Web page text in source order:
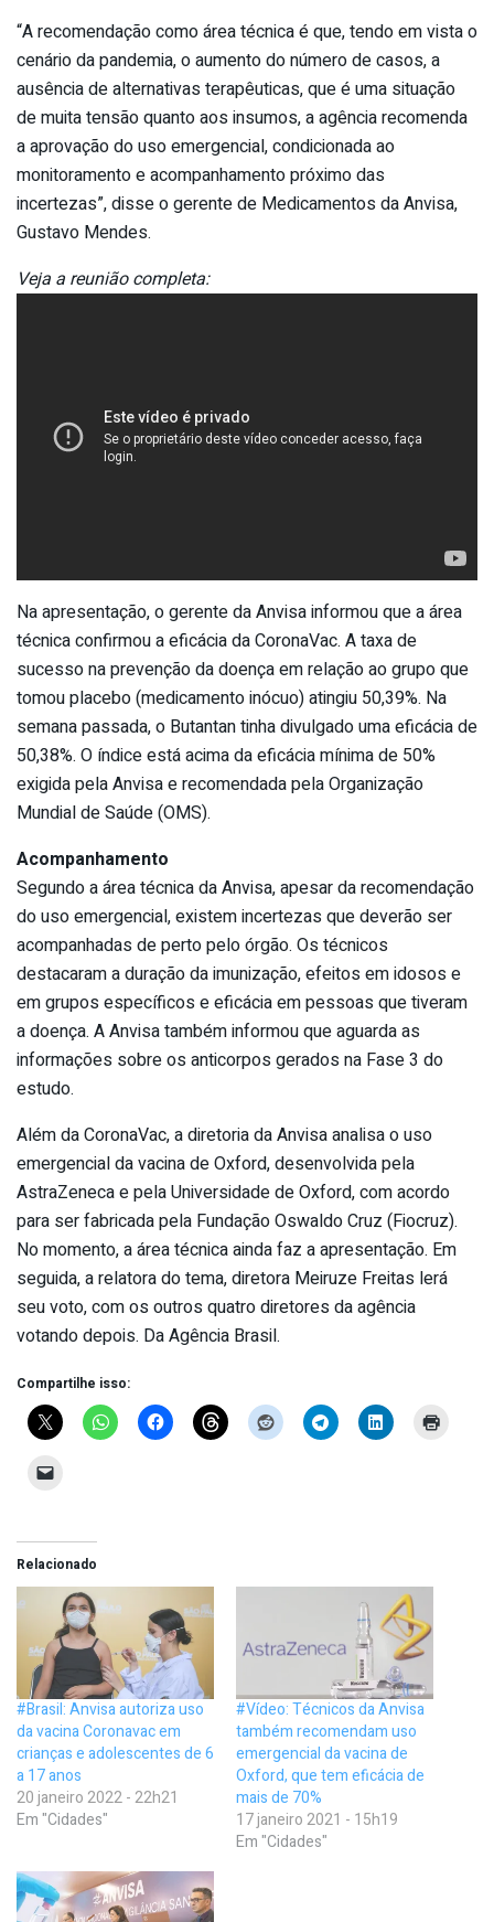
“A recomendação como área técnica é que, tendo em vista o
cenário da pandemia, o aumento do número de casos, a
ausência de alternativas terapêuticas, que é uma situação
de muita tensão quanto aos insumos, a agência recomenda
a aprovação do uso emergencial, condicionada ao
monitoramento e acompanhamento próximo das
incertezas”, disse o gerente de Medicamentos da Anvisa,
Gustavo Mendes.
Veja a reunião completa:
Na apresentação, o gerente da Anvisa informou que a área
técnica confirmou a eficácia da CoronaVac. A taxa de
sucesso na prevenção da doença em relação ao grupo que
tomou placebo (medicamento inócuo) atingiu 50,39%. Na
semana passada, o Butantan tinha divulgado uma eficácia de
50,38%. O índice está acima da eficácia mínima de 50%
exigida pela Anvisa e recomendada pela Organização
Mundial de Saúde (OMS).
Acompanhamento
Segundo a área técnica da Anvisa, apesar da recomendação
do uso emergencial, existem incertezas que deverão ser
acompanhadas de perto pelo órgão. Os técnicos
destacaram a duração da imunização, efeitos em idosos e
em grupos específicos e eficácia em pessoas que tiveram
a doença. A Anvisa também informou que aguarda as
informações sobre os anticorpos gerados na Fase 3 do
estudo.
Além da CoronaVac, a diretoria da Anvisa analisa o uso
emergencial da vacina de Oxford, desenvolvida pela
AstraZeneca e pela Universidade de Oxford, com acordo
para ser fabricada pela Fundação Oswaldo Cruz (Fiocruz).
No momento, a área técnica ainda faz a apresentação. Em
seguida, a relatora do tema, diretora Meiruze Freitas lerá
seu voto, com os outros quatro diretores da agência
votando depois. Da Agência Brasil.
Compartilhe isso:
Relacionado
#Brasil: Anvisa autoriza uso
da vacina Coronavac em
crianças e adolescentes de 6
a 17 anos
20 janeiro 2022 - 22h21
Em "Cidades"
#Vídeo: Técnicos da Anvisa
também recomendam uso
emergencial da vacina de
Oxford, que tem eficácia de
mais de 70%
17 janeiro 2021 - 15h19
Em "Cidades"